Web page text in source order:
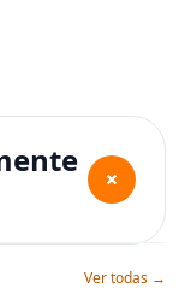
+
Ver todas →